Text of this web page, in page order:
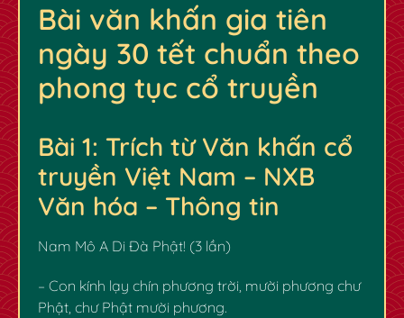
Bài văn khấn gia tiên
ngày 30 tết chuẩn theo
phong tục cổ truyền
Bài 1: Trích từ Văn khấn cổ
truyền Việt Nam – NXB
Văn hóa – Thông tin
Nam Mô A Di Đà Phật! (3 lần)
– Con kính lạy chín phương trời, mười phương chư
Phật, chư Phật mười phương.